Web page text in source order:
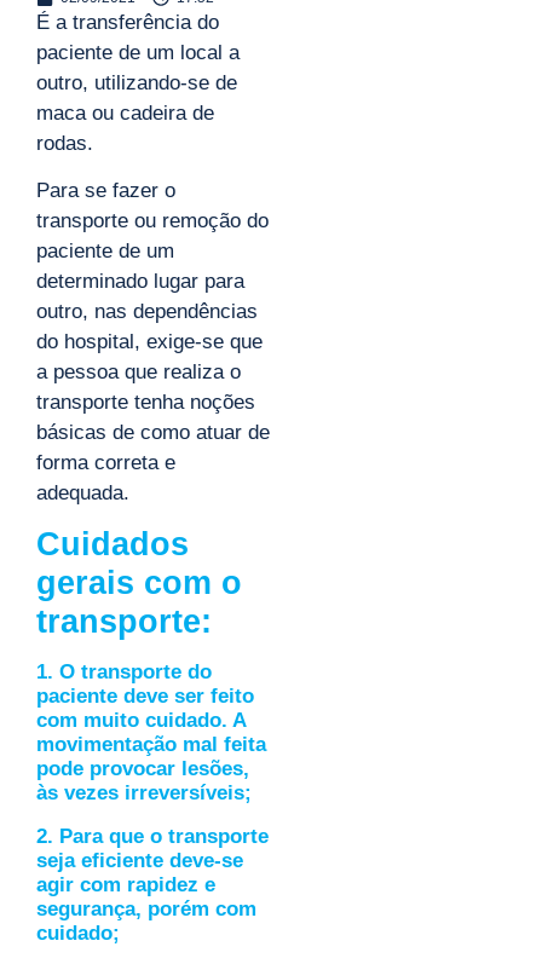
É a transferência do
paciente de um local a
outro, utilizando-se de
maca ou cadeira de
rodas.
Para se fazer o
transporte ou remoção do
paciente de um
determinado lugar para
outro, nas dependências
do hospital, exige-se que
a pessoa que realiza o
transporte tenha noções
básicas de como atuar de
forma correta e
adequada.
Cuidados
gerais com o
transporte:
1. O transporte do
paciente deve ser feito
com muito cuidado. A
movimentação mal feita
pode provocar lesões,
às vezes irreversíveis;
2. Para que o transporte
seja eficiente deve-se
agir com rapidez e
segurança, porém com
cuidado;